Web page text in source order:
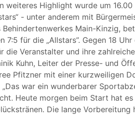
weiteres Highlight wurde um
- unter anderem mit
Main-Kinzig,
für die „Allstars”. Gegen 18 Uhr
die Veranstalter und ihre
Kuhn, Leiter der Presse- und
Pfitzner mit einer kurzweiligen
war ein wunderbarer
Heute morgen beim Start hat
Die lange Vorbereitung